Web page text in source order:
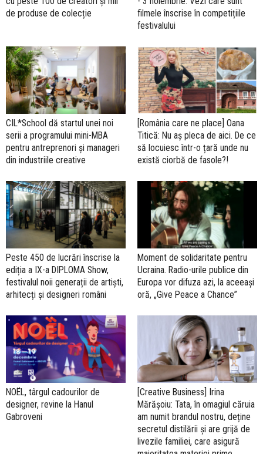
de produse de colecție
filmele înscrise în competițiile
festivalului
CIL*School dă startul unei noi
serii a programului mini-MBA
pentru antreprenori și manageri
din industriile creative
[România care ne place] Oana
Titică: Nu aș pleca de aici. De ce
să locuiesc într-o țară unde nu
există ciorbă de fasole?!
Peste 450 de lucrări înscrise la
ediția a IX-a DIPLOMA Show,
festivalul noii generații de artiști,
arhitecți și designeri români
Moment de solidaritate pentru
Ucraina. Radio-urile publice din
Europa vor difuza azi, la aceeași
oră, „Give Peace a Chance”
NOËL, târgul cadourilor de
designer, revine la Hanul
Gabroveni
[Creative Business] Irina
Mărășoiu: Tata, în omagiul căruia
am numit brandul nostru, deține
secretul distilării și are grijă de
livezile familiei, care asigură